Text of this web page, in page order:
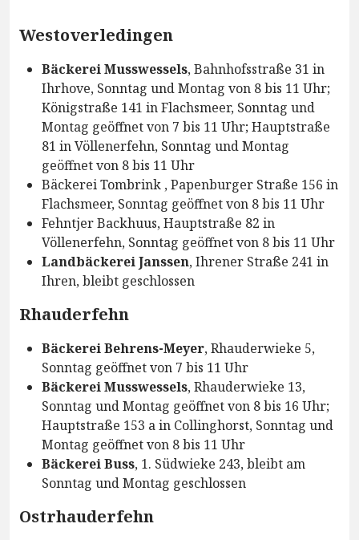
Westoverledingen
Bäckerei Musswessels, Bahnhofsstraße 31 in
Ihrhove, Sonntag und Montag von 8 bis 11 Uhr;
Königstraße 141 in Flachsmeer, Sonntag und
Montag geöffnet von 7 bis 11 Uhr; Hauptstraße
81 in Völlenerfehn, Sonntag und Montag
geöffnet von 8 bis 11 Uhr
Bäckerei Tombrink , Papenburger Straße 156 in
Flachsmeer, Sonntag geöffnet von 8 bis 11 Uhr
Fehntjer Backhuus, Hauptstraße 82 in
Völlenerfehn, Sonntag geöffnet von 8 bis 11 Uhr
Landbäckerei Janssen, Ihrener Straße 241 in
Ihren, bleibt geschlossen
Rhauderfehn
Bäckerei Behrens-Meyer, Rhauderwieke 5,
Sonntag geöffnet von 7 bis 11 Uhr
Bäckerei Musswessels, Rhauderwieke 13,
Sonntag und Montag geöffnet von 8 bis 16 Uhr;
Hauptstraße 153 a in Collinghorst, Sonntag und
Montag geöffnet von 8 bis 11 Uhr
Bäckerei Buss, 1. Südwieke 243, bleibt am
Sonntag und Montag geschlossen
Ostrhauderfehn